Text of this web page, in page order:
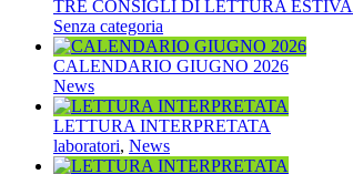
TRE CONSIGLI DI LETTURA ESTIVA
Senza categoria
CALENDARIO GIUGNO 2026
News
LETTURA INTERPRETATA
laboratori, News